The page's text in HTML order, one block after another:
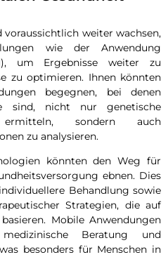
weiter wachsen,
wie der Anwendung
um Ergebnisse weiter zu
zu optimieren. Ihnen könnten
begegnen, bei denen
sind, nicht nur genetische
sondern auch
zu analysieren.
könnten den Weg für
ebnen. Dies
Behandlung sowie
Strategien, die auf
Mobile Anwendungen
Beratung und
besonders für Menschen in